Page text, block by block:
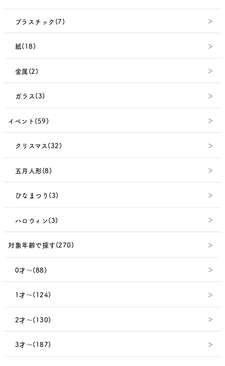
プラスチック(7)
紙(18)
金属(2)
ガラス(3)
イベント(59)
クリスマス(32)
五月人形(8)
ひなまつり(3)
ハロウィン(3)
対象年齢で探す(270)
0才～(88)
1才～(124)
2才～(130)
3才～(187)